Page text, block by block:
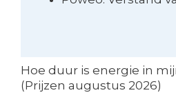
Hoe duur is energie in
(Prijzen augustus 2026)